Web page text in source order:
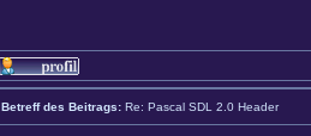
Betreff des Beitrags: Re: Pascal SDL 2.0 Header